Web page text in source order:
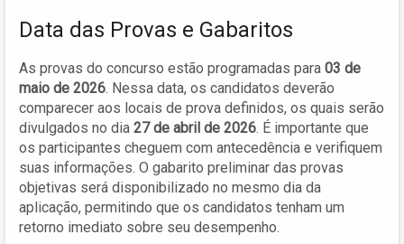
Data das Provas e Gabaritos
As provas do concurso estão programadas para 03 de
maio de 2026. Nessa data, os candidatos deverão
comparecer aos locais de prova definidos, os quais serão
divulgados no dia 27 de abril de 2026. É importante que
os participantes cheguem com antecedência e verifiquem
suas informações. O gabarito preliminar das provas
objetivas será disponibilizado no mesmo dia da
aplicação, permitindo que os candidatos tenham um
retorno imediato sobre seu desempenho.